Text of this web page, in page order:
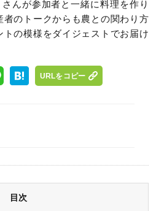
んが参加者と一緒に料理を作り
者のトークからも農との関わり方
の模様をダイジェストでお届け
URLをコピー
目次